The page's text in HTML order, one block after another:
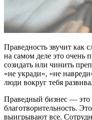
Праведность звучит как
на самом деле это очень
созидать или чинить
«не укради», «не
люди вокруг тебя
Праведный бизнес — это
благотворительность.
выигрывают все.